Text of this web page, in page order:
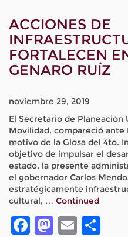
ACCIONES DE
FORTALECEN
GENARO RUÍZ
noviembre 29, 2019
El Secretario de
Movilidad, compareció ante
motivo de la Glosa del 4to.
objetivo de impulsar el
estado, la presente
el gobernador Carlos
estratégicamente
cultural, … Continued
Facebook
Email